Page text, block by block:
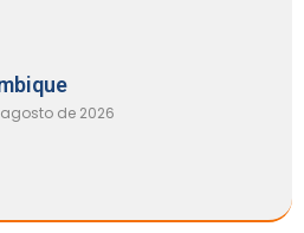
de 2026